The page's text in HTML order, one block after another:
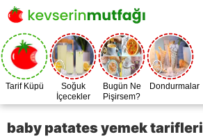
Tarif Küpü
Soğuk
İçecekler
Bugün Ne
Pişirsem?
Dondurmalar
baby patates yemek tarifleri